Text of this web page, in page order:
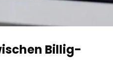
Billig-